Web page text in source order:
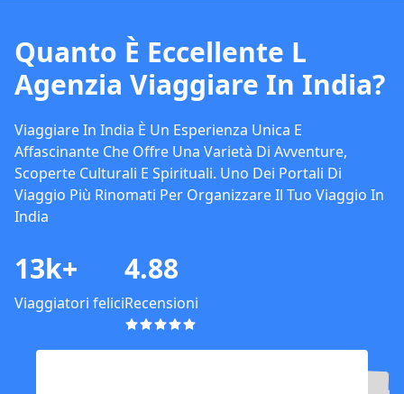
Quanto È Eccellente L
Agenzia Viaggiare In India?
Viaggiare In India È Un Esperienza Unica E
Affascinante Che Offre Una Varietà Di Avventure,
Scoperte Culturali E Spirituali. Uno Dei Portali Di
Viaggio Più Rinomati Per Organizzare Il Tuo Viaggio In
India
13k+
Viaggiatori felici
4.88
Recensioni